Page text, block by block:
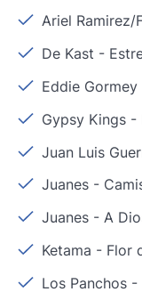
Ariel Ramirez/
De Kast -
Eddie
Gypsy Kings -
Juan Luis
Juanes -
Juanes -A
Ketama - Flor
Los Panchos -